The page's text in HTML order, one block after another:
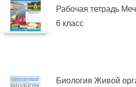
Рабочая тетрадь
6 класс
Биология Живой